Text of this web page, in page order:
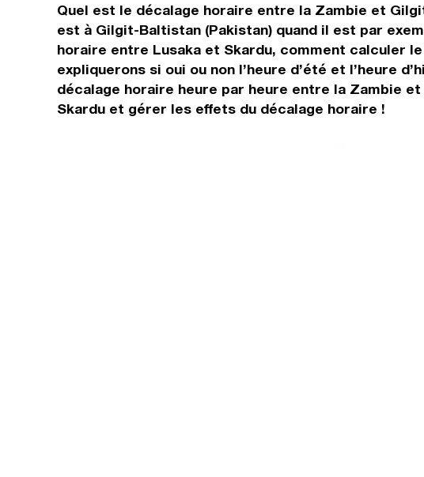
Quel est le décalage horaire entre la Zambie et
est à Gilgit-Baltistan (Pakistan) quand il est par
horaire entre Lusaka et Skardu, comment calculer
expliquerons si oui ou non l’heure d’été et l’heure
décalage horaire heure par heure entre la Zambie
Skardu et gérer les effets du décalage horaire !